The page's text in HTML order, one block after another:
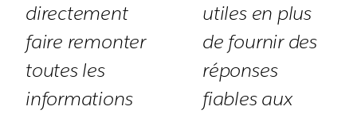
directement
faire remonter
toutes les
informations
utiles en plus
de fournir des
réponses
fiables aux